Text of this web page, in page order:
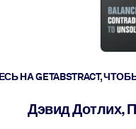
НА GETABSTRACT,
Дэвид Дотлих,